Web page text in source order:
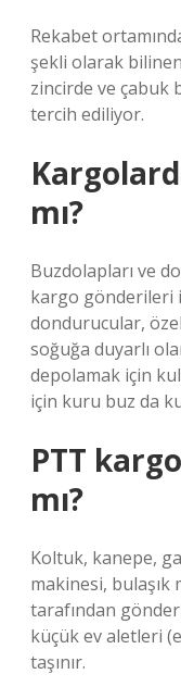
Rekabet
şekli olarak bilinen
zincirde ve çabuk
tercih ediliyor.
mı?
Buzdolapları ve
kargo gönderileri
dondurucular,
soğuğa duyarlı
depolamak için
için kuru buz da
PTT
mı?
Koltuk, kanepe,
makinesi,
tarafından
küçük ev aletleri
taşınır.